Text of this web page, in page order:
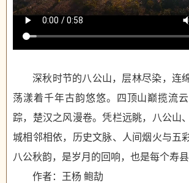
深秋时节的八公山，层林尽染，连
荡漾着千年古韵悠悠。四顶山巅揽流
踪，楚汉之风漫卷。凭栏远眺，八公山
城相邻相依，历史文脉、人间烟火与五
八公秋韵，是岁月的回响，也是每个寿县
作者：王杨 鲍劼